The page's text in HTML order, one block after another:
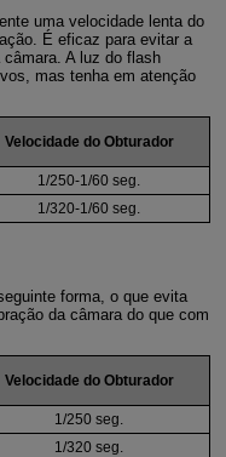
uma velocidade lenta do
É eficaz para evitar a
A luz do flash
mas tenha em atenção
Velocidade do Obturador
1/250-1/60 seg.
1/320-1/60 seg.
forma, o que evita
da câmara do que com
Velocidade do Obturador
1/250 seg.
1/320 seg.